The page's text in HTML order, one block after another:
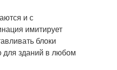
и с
имитирует
блоки
для зданий в любом